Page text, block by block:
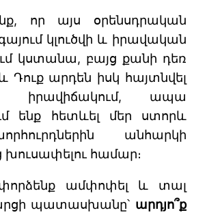
որ այս օրենսդրական
կլուծվի և իրավական
կստանա, բայց քանի դեռ
և Դուք արդեն իսկ հայտնվել
իրավիճակում, ապա
ենք հետևել մեր ստորև
անհարկի
խուսափելու համար։
փորձենք ամփոփել և տալ
պատասխանը՝ արդյո՞ք